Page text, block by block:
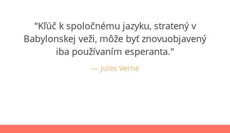
"Kľúč k spoločnému jazyku, stratený v
Babylonskej veži, môže byť znovuobjavený
iba používaním esperanta."
Jules Verne